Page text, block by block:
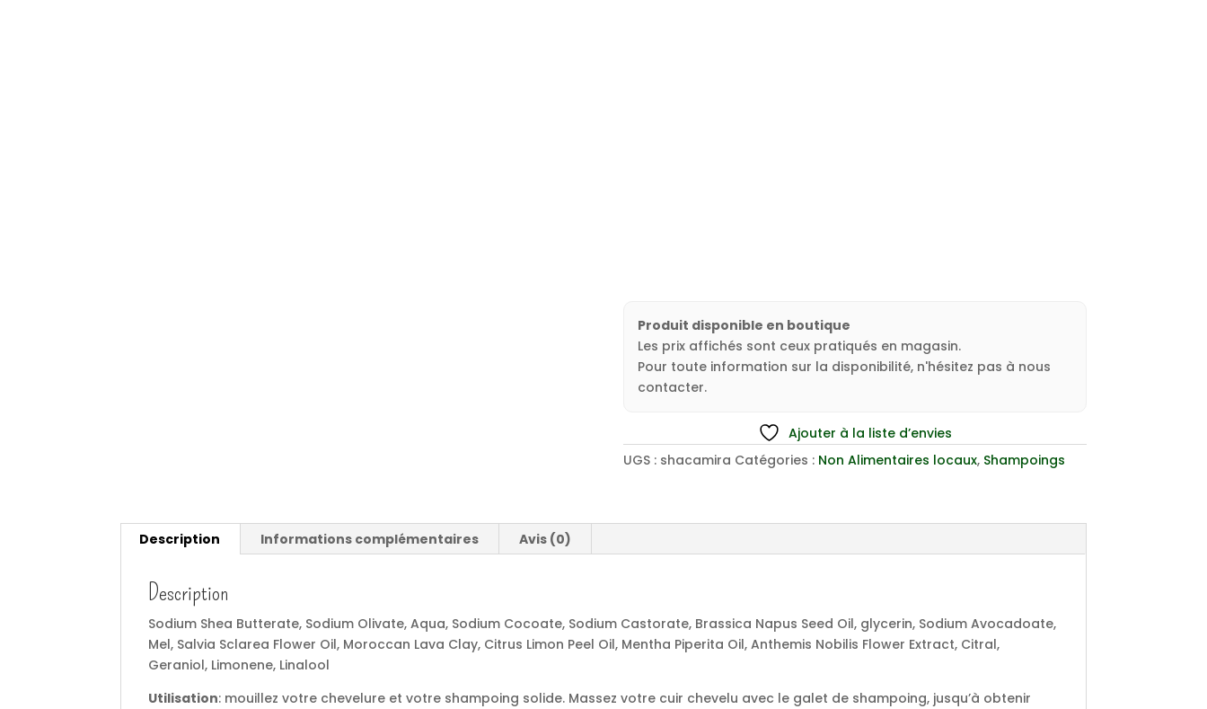
Produit disponible en boutique
Les prix affichés sont ceux pratiqués en magasin.
Pour toute information sur la disponibilité, n'hésitez pas à nous
contacter.
Ajouter à la liste d’envies
UGS : shacamira Catégories : Non Alimentaires locaux, Shampoings
Description Informations complémentaires Avis (0)
Description
Sodium Shea Butterate, Sodium Olivate, Aqua, Sodium Cocoate, Sodium Castorate, Brassica Napus Seed Oil, glycerin, Sodium Avocadoate,
Mel, Salvia Sclarea Flower Oil, Moroccan Lava Clay, Citrus Limon Peel Oil, Mentha Piperita Oil, Anthemis Nobilis Flower Extract, Citral,
Geraniol, Limonene, Linalool
Utilisation: mouillez votre chevelure et votre shampoing solide. Massez votre cuir chevelu avec le galet de shampoing, jusqu’à obtenir